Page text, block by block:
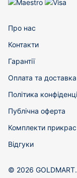
Про нас
Контакти
Гарантії
Оплата та доставка
Політика
Публічна оферта
Комплекти прикрас
Відгуки
© 2026